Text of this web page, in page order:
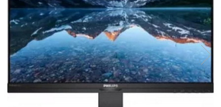
Accesorii Laptop
Docking stations
Genti Laptop
Incarcatoare laptop
Incarcatoare laptop refurbished
Standuri și Coolere Laptop
Alte accesorii